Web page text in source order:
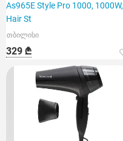
As965E Style Pro 1000, 1000W,
Hair St
თბილისი
329 ₾